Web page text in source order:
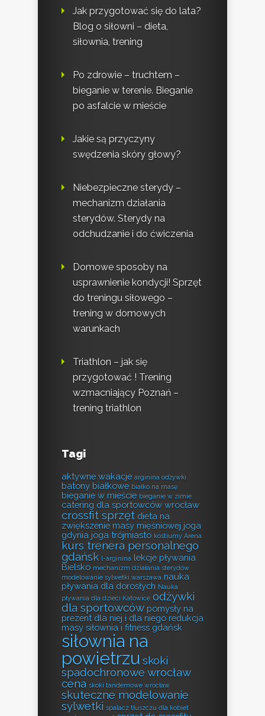
Jak przygotować się do lata?
Blog o siłowni – dieta,
siłownia, trening
Po zdrowie – truchtem –
bieganie w terenie. Bieganie
po asfalcie w mieście
Jakie są przyczyny
swędzenia skóry głowy?
Niebezpieczne sterydy –
mechanizm działania
sterydów. Sterydy na
odchudzanie i do ćwiczenia
Domowe sposoby na
usprawnienie kondycji! Sprzęt
do treningu siłowego –
trening w domowych
warunkach
Triathlon – jak się
przygotować ! Trening
wzmacniający Poznań –
trening triathlon
Tagi
aktywne wakacje arginina odżywki
batony białkowe białko na masę
bieganie w mieście bieganie w zimie
catering dla sportowców wrocław
crossfit sprzęt dieta na
zwiększenie masy mięśniowej joga
gdynia joga trójmiasto kostiumy Arena
kurs trenera personalnego
gdańsk l-arginina lekcje pływania
Bielsko mechanizm działania sterydów
modelowanie sylwetki warszawa nauka
pływania dla dorosłych Nauka
pływania dla dzieci Katowice odżywki
dla sportowców pomysły na
prezent dla niej i dla niego redukcja
masy siłownia i fitness gdańsk
siłownia na
powietrzu skoki
spadochronowe wrocław
cena skoki tandemowe wrocław
skuteczne modelowanie
sylwetki spalacz tłuszczu dla kobiet